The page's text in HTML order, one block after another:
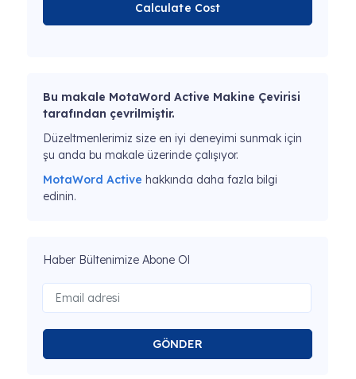
Calculate Cost
Bu makale MotaWord Active Makine Çevirisi
tarafından çevrilmiştir.
Düzeltmenlerimiz size en iyi deneyimi sunmak için
şu anda bu makale üzerinde çalışıyor.
MotaWord Active hakkında daha fazla bilgi
edinin.
Haber Bültenimize Abone Ol
GÖNDER